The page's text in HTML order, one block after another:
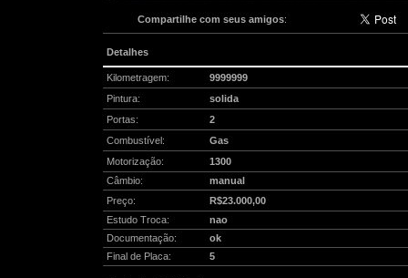
Compartilhe com seus amigos:
Detalhes
Kilometragem:
9999999
Pintura:
solida
Portas:
2
Combustível:
Gas
Motorização:
1300
Câmbio:
manual
Preço:
R$23.000,00
Estudo Troca:
nao
Documentação:
ok
Final de Placa:
5